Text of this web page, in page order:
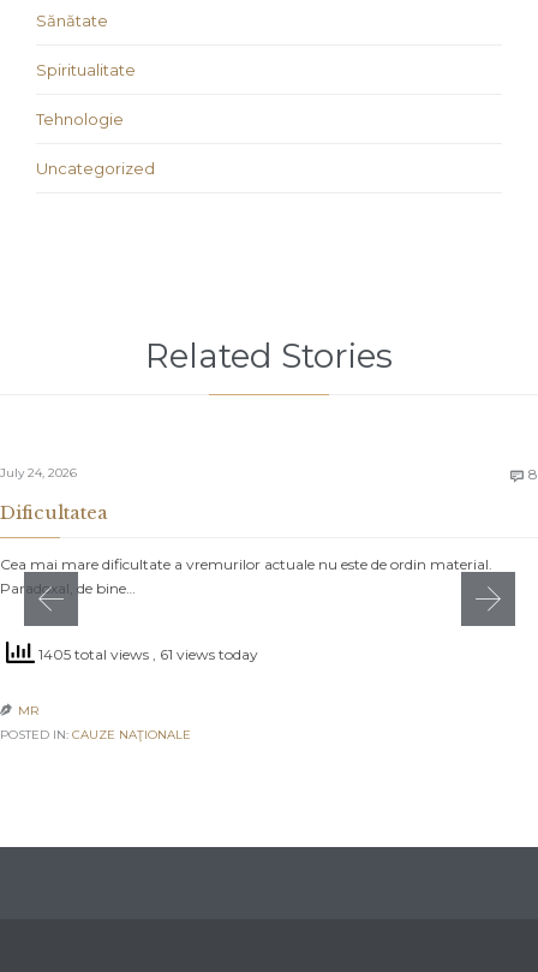
Sănătate
Spiritualitate
Tehnologie
Uncategorized
Related Stories
July 24, 2026  8
Dificultatea
Cea mai mare dificultate a vremurilor actuale nu este de ordin material.
Paradoxal, de bine…
1405 total views , 61 views today
 MR
POSTED IN: CAUZE NAŢIONALE